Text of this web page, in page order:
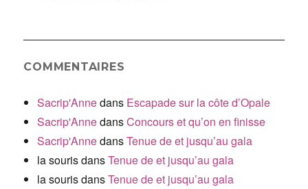
COMMENTAIRES
Sacrip'Annedans Escapade sur la côte d’Opale
Sacrip'AnnedansConcours et qu’on en finisse
Sacrip'AnnedansTenue de et jusqu’au gala
la sourisdansTenue de et jusqu’au gala
la sourisdansTenue de et jusqu’au gala